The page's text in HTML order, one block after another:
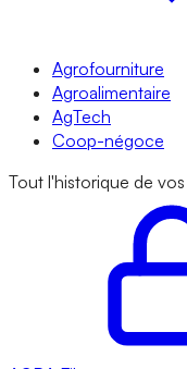
Agrofourniture
Agroalimentaire
AgTech
Coop-négoce
Tout l'historique de